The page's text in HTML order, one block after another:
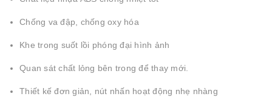
Chống va đập, chống oxy hóa
Khe trong suốt lồi phóng đại hình ảnh
Quan sát chất lỏng bên trong để thay mới.
Thiết kế đơn giản, nút nhấn hoạt động nhẹ nhàng